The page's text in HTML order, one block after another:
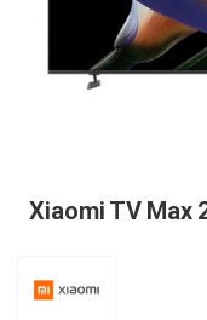
تلویزیون 100 اینچ شیائومی 2025 Xiaomi TV Max